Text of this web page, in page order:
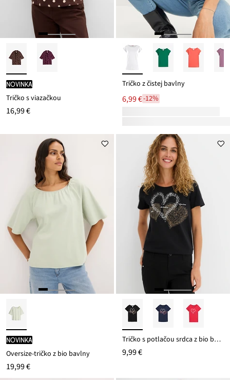
novinka
Tričko s viazačkou
16,99 €
Tričko z čistej bavlny
6,99 €-12%
novinka
Oversize-tričko z bio bavlny
19,99 €
Tričko s potlačou srdca z bio bavlny
9,99 €